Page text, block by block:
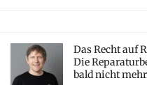
Das Recht auf
Die
bald nicht